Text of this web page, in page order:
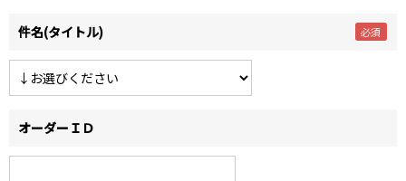
件名(タイトル)
オーダーＩＤ